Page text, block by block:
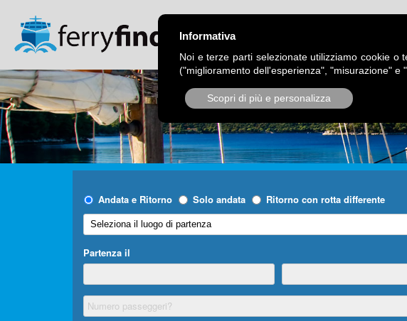
CHI SIAMO
Informativa
Noi e terze parti selezionate utilizziamo cookie o
("miglioramento dell'esperienza", "misurazione" e
Scopri di più e personalizza